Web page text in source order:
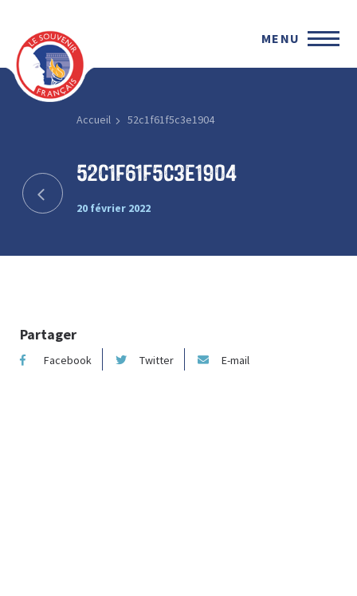
MENU
Accueil 52c1f61f5c3e1904
52c1f61f5c3e1904
20 février 2022
Partager
Facebook Twitter E-mail